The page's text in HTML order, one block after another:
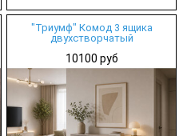
"Триумф" Комод 3 ящика
двухстворчатый
10100 руб